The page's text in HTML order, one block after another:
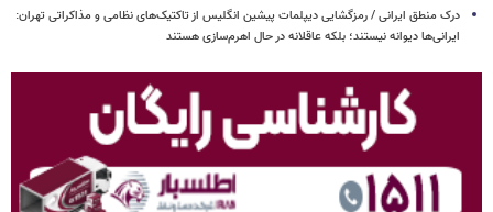
درک منطق ایرانی / رمزگشایی دیپلمات پیشین انگلیس از تاکتیک‌های نظامی و مذاکراتی تهران:
ایرانی‌ها دیوانه نیستند؛ بلکه عاقلانه در حال اهرم‌سازی هستند